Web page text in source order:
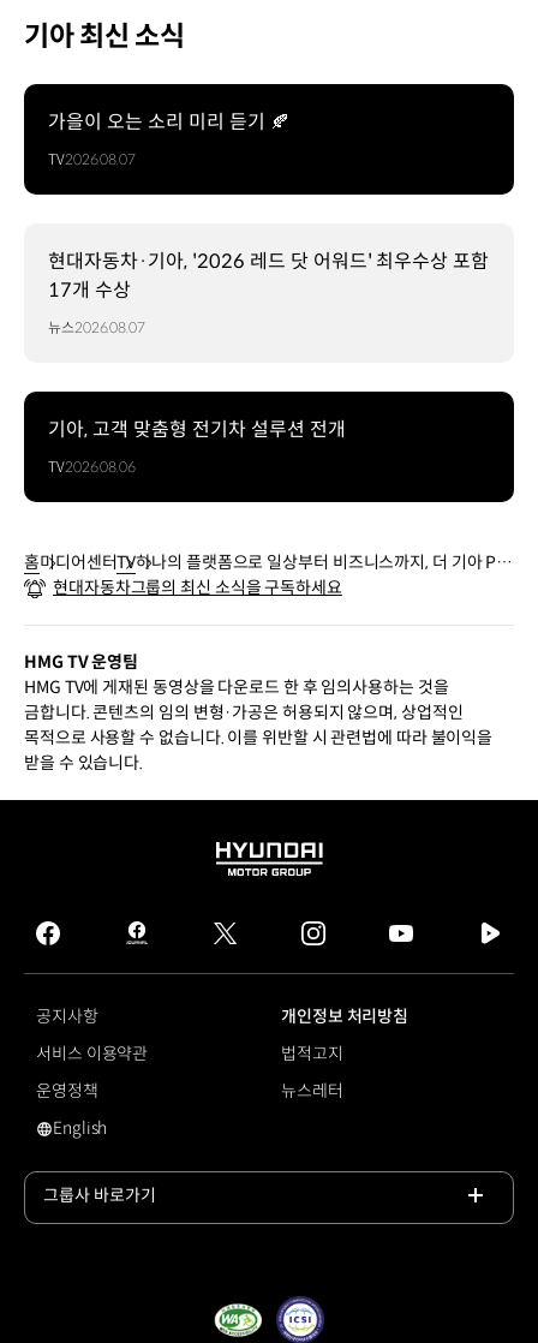
기아 최신 소식
가을이 오는 소리 미리 듣기 🍂
TV2026.08.07
현대자동차·기아, '2026 레드 닷 어워드' 최우수상 포함
17개 수상
뉴스2026.08.07
기아, 고객 맞춤형 전기차 설루션 전개
TV2026.08.06
홈미디어센터TV하나의 플랫폼으로 일상부터 비즈니스까지, 더 기아 PV
5 | 기아
현대자동차그룹의 최신 소식을 구독하세요
HMG TV 운영팀
HMG TV에 게재된 동영상을 다운로드 한 후 임의사용하는 것을
금합니다. 콘텐츠의 임의 변형·가공은 허용되지 않으며, 상업적인
목적으로 사용할 수 없습니다. 이를 위반할 시 관련법에 따라 불이익을
받을 수 있습니다.
HYUNDAI
GROUP
facebook
hmg
journal
twitter instagram
tv
공지사항
개인정보 처리방침
서비스 이용약관
법적고지
운영정책
뉴스레터
영문 사이트로 이동
English
그룹사 바로가기